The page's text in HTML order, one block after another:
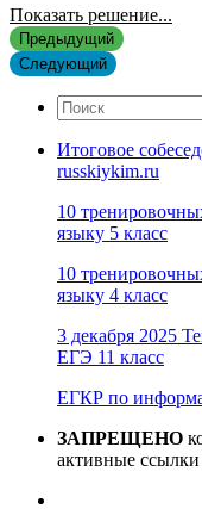
Показать решение...
Предыдущий
Следующий
Итоговое
russkiykim.ru
10
языку 5 класс
10
языку 4 класс
3 декабря 2025
ЕГЭ 11 класс
ЕГКР по
ЗАПРЕЩЕНО
активные